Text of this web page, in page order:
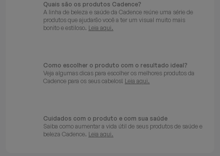
Quais são os produtos Cadence?
A linha de beleza e saúde da Cadence reúne uma série de
produtos que ajudarão você a ter um visual muito mais
bonito e estiloso. Leia aqui.
Como escolher o produto com o resultado ideal?
Veja algumas dicas para escolher os melhores produtos da
Cadence para os seus cabelos! Leia aqui.
Cuidados com o produto e com sua saúde
Saiba como aumentar a vida útil de seus produtos de saúde e
beleza Cadence. Leia aqui.